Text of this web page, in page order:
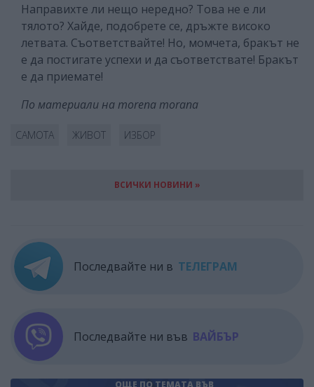
Направихте ли нещо нередно? Това не е ли
тялото? Хайде, подобрете се, дръжте високо
летвата. Съответствайте! Но, момчета, бракът не
е да постигате успехи и да съответствате! Бракът
е да приемате!
По материали на morena morana
САМОТА ЖИВОТ ИЗБОР
ВСИЧКИ НОВИНИ »
Последвайте ни в ТЕЛЕГРАМ
Последвайте ни във ВАЙБЪР
ОЩЕ ПО ТЕМАТА ВЪВ